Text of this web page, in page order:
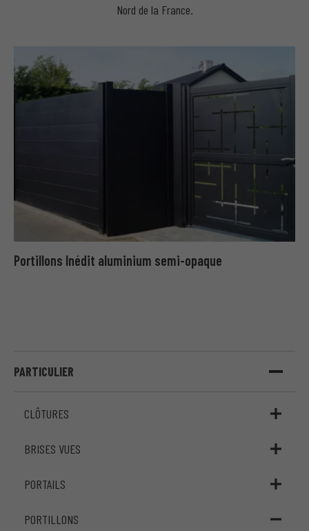
PARTICULIER
CLÔTURES
BRISES VUES
PORTAILS
PORTILLONS
Nord de la France.
Portillons Inédit aluminium semi-opaque